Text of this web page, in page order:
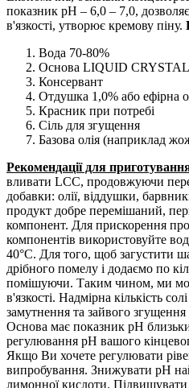
показник рН – 6,0 – 7,0, дозволяє
в'язкості, утворює кремову піну.
Вода 70-80%
Основа LIQUID
Консервант
Отдушка 1,0% або ефірна
Красник при потребі
Сіль для згущення
Базова олія (наприклад
Рекомендації для
вливати LCC, продовжуючи
добавки: олії, віддушки,
продукт добре перемішаний,
компонент. Для прискорення
компонентів використовуйте
40°С. Для того, щоб загустити
дрібного помелу і додаємо по
помішуючи. Таким чином, ми
в'язкості. Надмірна кількість
замутнення та зайвого згущення
Основа має показник рН
регулювання рН вашого
Якщо Ви хочете регулювати
випробування. Знижувати рН
лимонної кислоти.